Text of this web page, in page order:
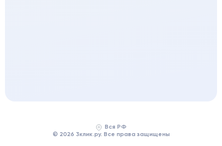
Вся РФ
© 2026 3клик.ру. Все права защищены